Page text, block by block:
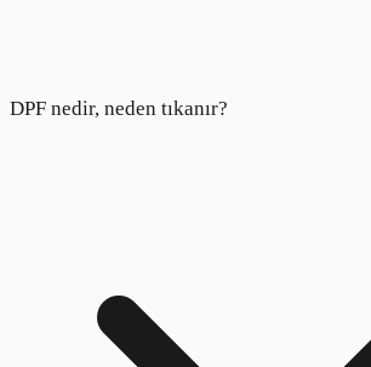
DPF nedir, neden tıkanır?